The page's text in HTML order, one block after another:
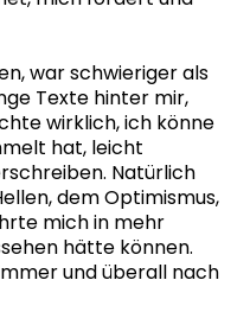
war schwieriger als
Texte hinter mir,
wirklich, ich könne
hat, leicht
Natürlich
dem Optimismus,
mich in mehr
hätte können.
und überall nach